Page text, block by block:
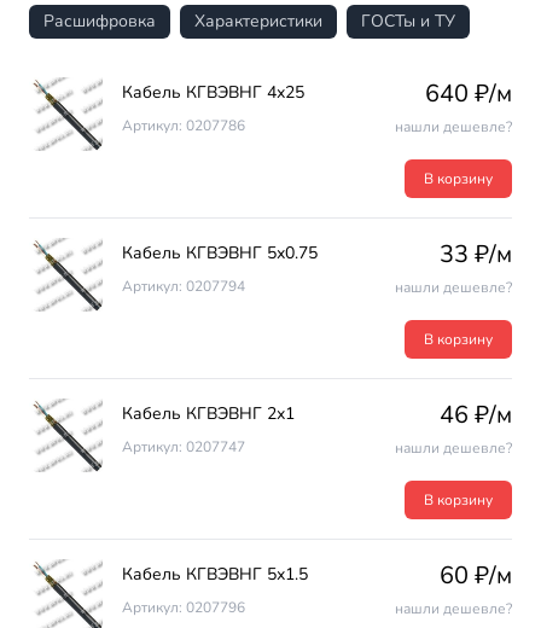
Расшифровка Характеристики ГОСТы и ТУ
Кабель КГВЭВНГ 4х25
Артикул: 0207786
640 ₽/м
нашли дешевле?
В корзину
Кабель КГВЭВНГ 5х0.75
Артикул: 0207794
33 ₽/м
нашли дешевле?
В корзину
Кабель КГВЭВНГ 2х1
Артикул: 0207747
46 ₽/м
нашли дешевле?
В корзину
Кабель КГВЭВНГ 5х1.5
Артикул: 0207796
60 ₽/м
нашли дешевле?